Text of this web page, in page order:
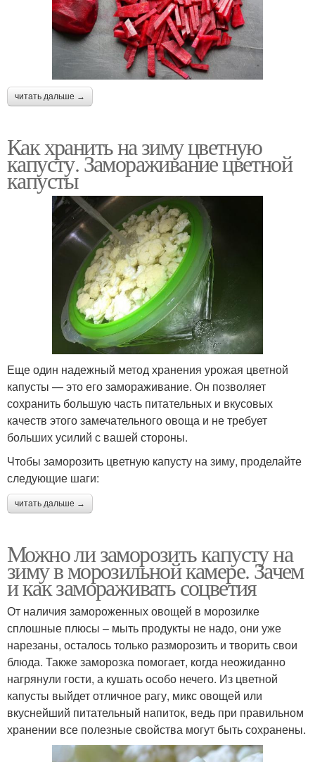
читать дальше →
Как хранить на зиму цветную
капусту. Замораживание цветной
капусты
Еще один надежный метод хранения урожая цветной
капусты — это его замораживание. Он позволяет
сохранить большую часть питательных и вкусовых
качеств этого замечательного овоща и не требует
больших усилий с вашей стороны.
Чтобы заморозить цветную капусту на зиму, проделайте
следующие шаги:
читать дальше →
Можно ли заморозить капусту на
зиму в морозильной камере. Зачем
и как замораживать соцветия
От наличия замороженных овощей в морозилке
сплошные плюсы – мыть продукты не надо, они уже
нарезаны, осталось только разморозить и творить свои
блюда. Также заморозка помогает, когда неожиданно
нагрянули гости, а кушать особо нечего. Из цветной
капусты выйдет отличное рагу, микс овощей или
вкуснейший питательный напиток, ведь при правильном
хранении все полезные свойства могут быть сохранены.